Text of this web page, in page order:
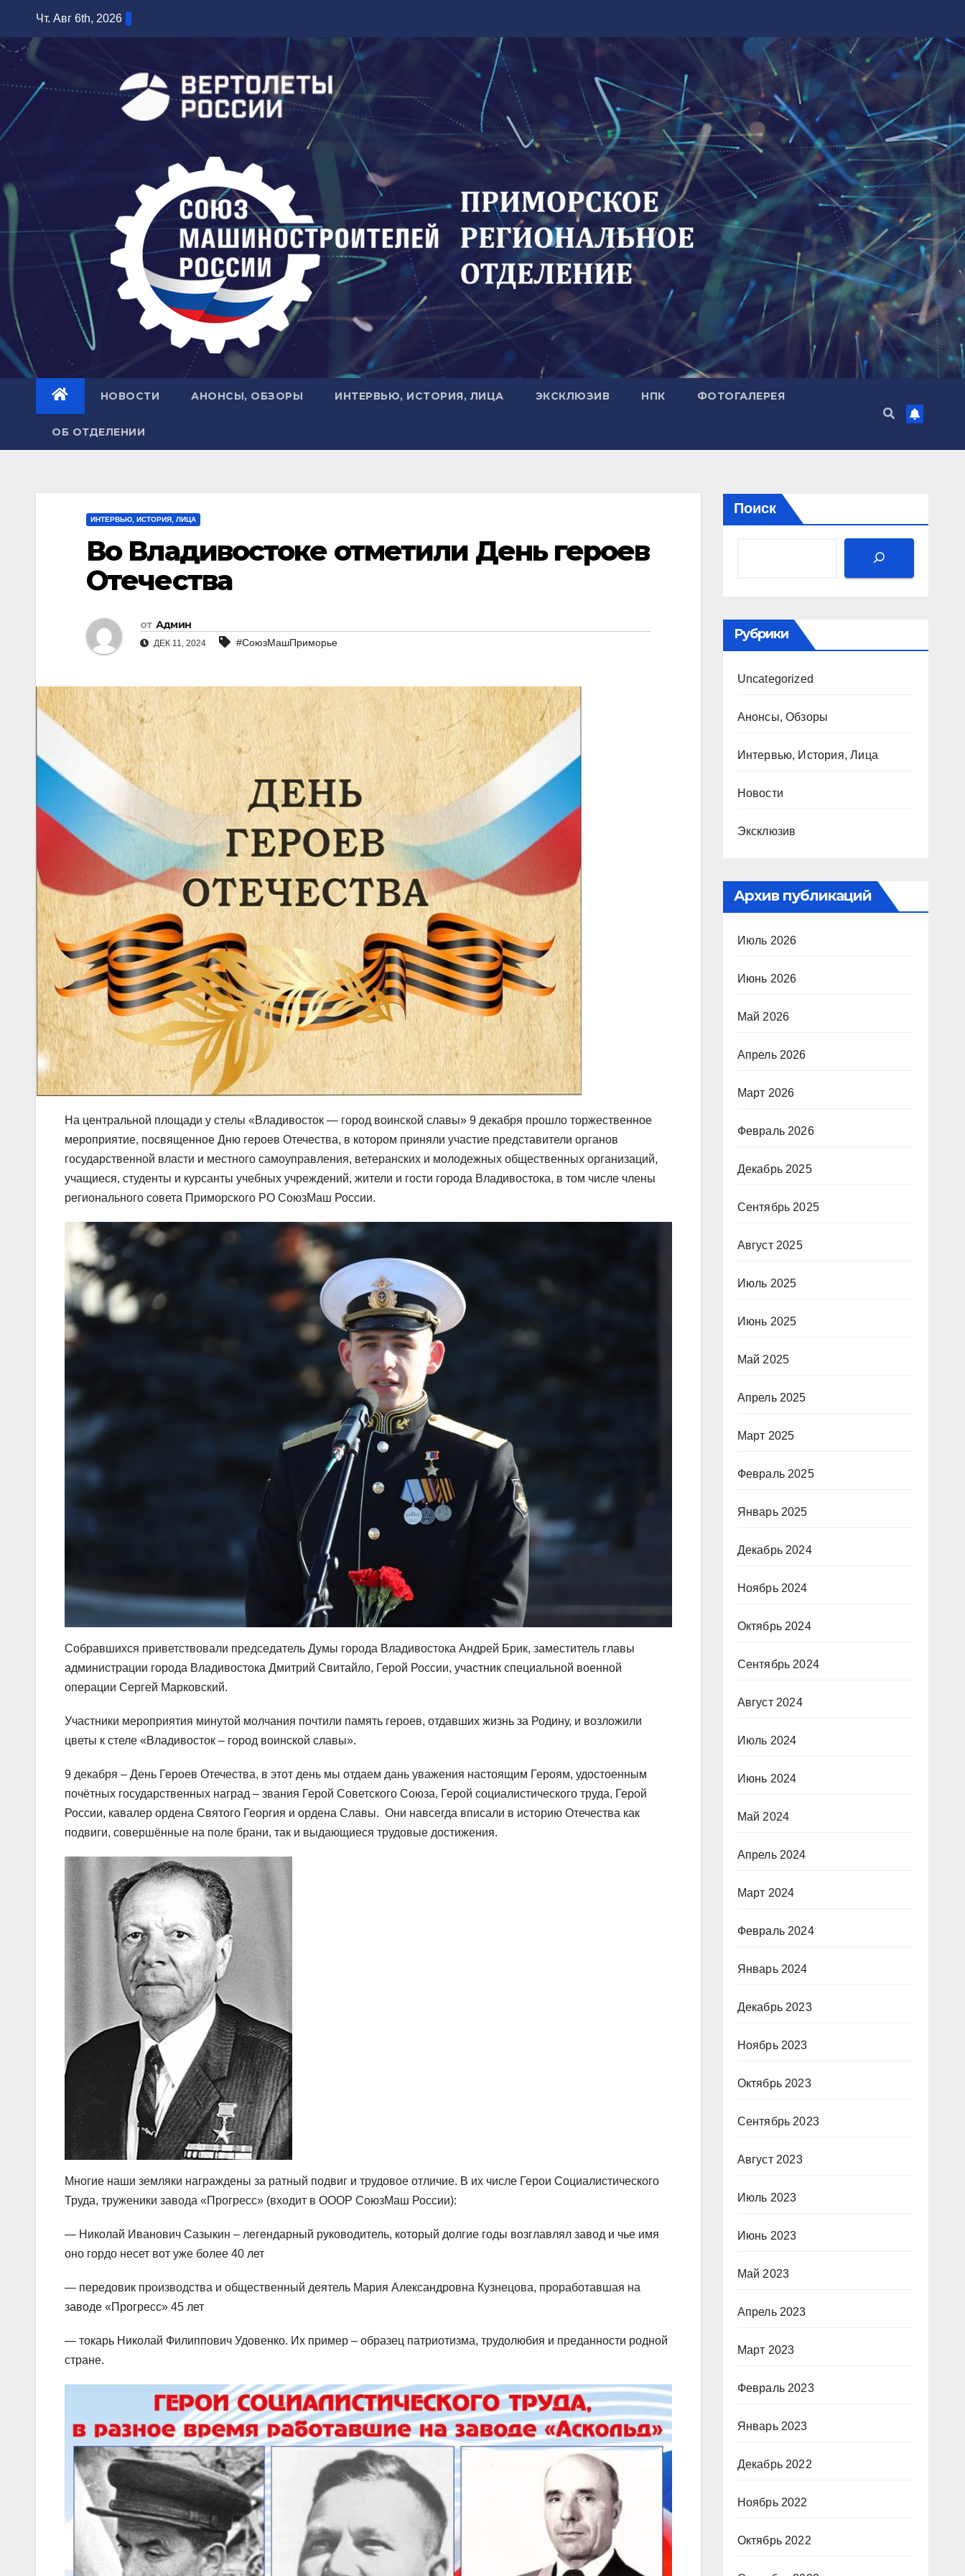
содержимому
Чт. Авг 6th, 2026
НОВОСТИ АНОНСЫ, ОБЗОРЫ ИНТЕРВЬЮ, ИСТОРИЯ, ЛИЦА ЭКСКЛЮЗИВ НПК ФОТОГАЛЕРЕЯ
ОБ ОТДЕЛЕНИИ
ИНТЕРВЬЮ, ИСТОРИЯ, ЛИЦА
Во Владивостоке отметили День героев
Отечества
от Админ
ДЕК 11, 2024 #СоюзМашПриморье
На центральной площади у стелы «Владивосток — город воинской славы» 9 декабря прошло торжественное
мероприятие, посвященное Дню героев Отечества, в котором приняли участие представители органов
государственной власти и местного самоуправления, ветеранских и молодежных общественных организаций,
учащиеся, студенты и курсанты учебных учреждений, жители и гости города Владивостока, в том числе члены
регионального совета Приморского РО СоюзМаш России.
Собравшихся приветствовали председатель Думы города Владивостока Андрей Брик, заместитель главы
администрации города Владивостока Дмитрий Свитайло, Герой России, участник специальной военной
операции Сергей Марковский.
Участники мероприятия минутой молчания почтили память героев, отдавших жизнь за Родину, и возложили
цветы к стеле «Владивосток – город воинской славы».
9 декабря – День Героев Отечества, в этот день мы отдаем дань уважения настоящим Героям, удостоенным
почётных государственных наград – звания Герой Советского Союза, Герой социалистического труда, Герой
России, кавалер ордена Святого Георгия и ордена Славы. Они навсегда вписали в историю Отечества как
подвиги, совершённые на поле брани, так и выдающиеся трудовые достижения.
Многие наши земляки награждены за ратный подвиг и трудовое отличие. В их числе Герои Социалистического
Труда, труженики завода «Прогресс» (входит в ОООР СоюзМаш России):
— Николай Иванович Сазыкин – легендарный руководитель, который долгие годы возглавлял завод и чье имя
оно гордо несет вот уже более 40 лет
— передовик производства и общественный деятель Мария Александровна Кузнецова, проработавшая на
заводе «Прогресс» 45 лет
— токарь Николай Филиппович Удовенко. Их пример – образец патриотизма, трудолюбия и преданности родной
стране.
Поиск
Рубрики
Uncategorized
Анонсы, Обзоры
Интервью, История, Лица
Новости
Эксклюзив
Архив публикаций
Июль 2026
Июнь 2026
Май 2026
Апрель 2026
Март 2026
Февраль 2026
Декабрь 2025
Сентябрь 2025
Август 2025
Июль 2025
Июнь 2025
Май 2025
Апрель 2025
Март 2025
Февраль 2025
Январь 2025
Декабрь 2024
Ноябрь 2024
Октябрь 2024
Сентябрь 2024
Август 2024
Июль 2024
Июнь 2024
Май 2024
Апрель 2024
Март 2024
Февраль 2024
Январь 2024
Декабрь 2023
Ноябрь 2023
Октябрь 2023
Сентябрь 2023
Август 2023
Июль 2023
Июнь 2023
Май 2023
Апрель 2023
Март 2023
Февраль 2023
Январь 2023
Декабрь 2022
Ноябрь 2022
Октябрь 2022